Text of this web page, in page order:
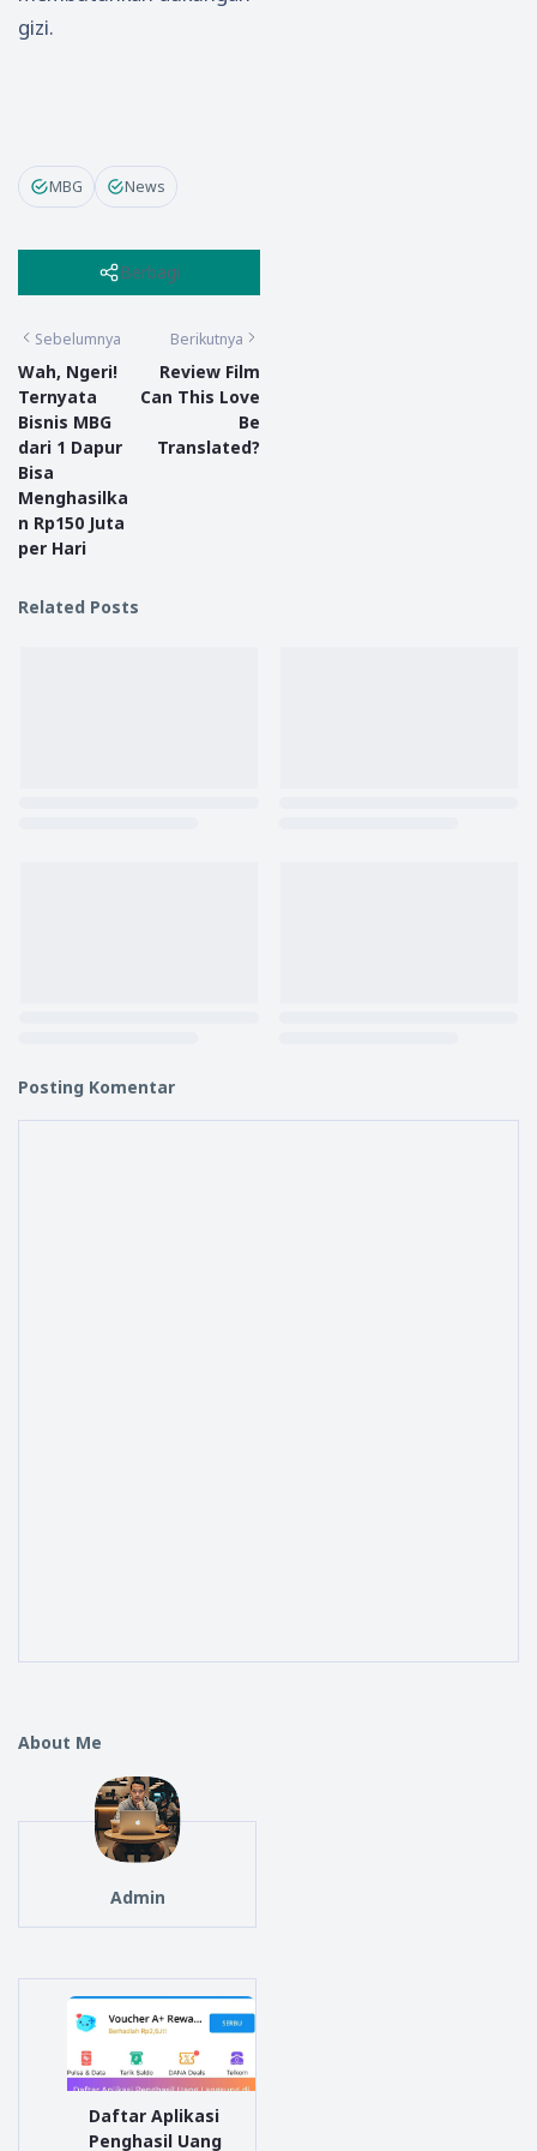
gizi.
MBG News
Berbagi
Sebelumnya
Wah, Ngeri!
Ternyata
Bisnis MBG
dari 1 Dapur
Bisa
Menghasilka
n Rp150 Juta
per Hari
Berikutnya
Review Film
Can This Love
Be
Translated?
Related Posts
Posting Komentar
About Me
Admin
Daftar Aplikasi
Penghasil Uang